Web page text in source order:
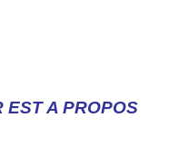
EST A PROPOS